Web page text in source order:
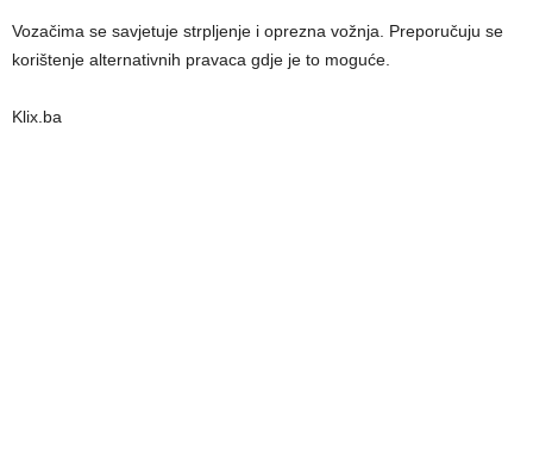
Vozačima se savjetuje strpljenje i oprezna vožnja. Preporučuju se
korištenje alternativnih pravaca gdje je to moguće.
Klix.ba